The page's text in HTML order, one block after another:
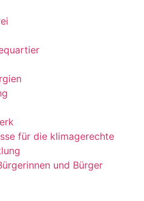
für die klimagerechte
und Bürger